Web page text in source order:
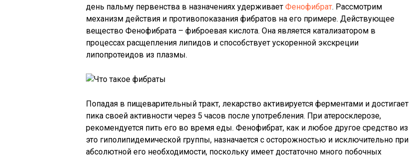
день пальму первенства в назначениях удерживает Фенофибрат. Рассмотрим
механизм действия и противопоказания фибратов на его примере. Действующее
вещество Фенофибрата – фиброевая кислота. Она является катализатором в
процессах расщепления липидов и способствует ускоренной экскреции
липопротеидов из плазмы.
Попадая в пищеварительный тракт, лекарство активируется ферментами и достигает
пика своей активности через 5 часов после употребления. При атеросклерозе,
рекомендуется пить его во время еды. Фенофибрат, как и любое другое средство из
это гиполипидемической группы, назначается с осторожностью и исключительно при
абсолютной его необходимости, поскольку имеет достаточно много побочных